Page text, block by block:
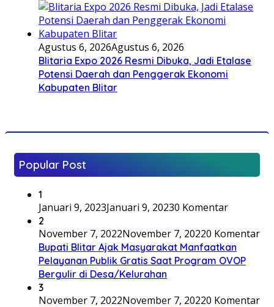
Agustus 6, 2026Agustus 6, 2026
Blitaria Expo 2026 Resmi Dibuka, Jadi Etalase
Potensi Daerah dan Penggerak Ekonomi
Kabupaten Blitar
Popular Post
1
Januari 9, 2023Januari 9, 20230 Komentar
2
November 7, 2022November 7, 20220 Komentar
Bupati Blitar Ajak Masyarakat Manfaatkan
Pelayanan Publik Gratis Saat Program OVOP
Bergulir di Desa/Kelurahan
3
November 7, 2022November 7, 20220 Komentar